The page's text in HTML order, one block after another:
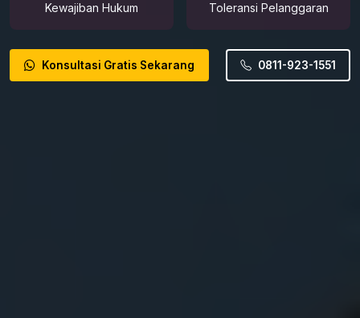
Kewajiban Hukum Toleransi Pelanggaran
Konsultasi Gratis Sekarang 0811-923-1551